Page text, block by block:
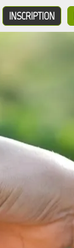
INSCRIPTION